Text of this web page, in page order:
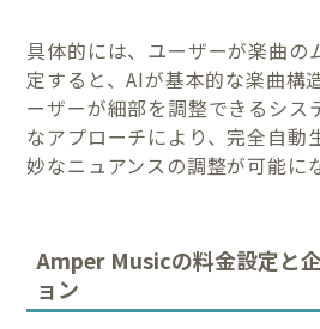
具体的には、ユーザーが楽曲の
定すると、AIが基本的な楽曲構
ーザーが細部を調整できるシス
なアプローチにより、完全自動
妙なニュアンスの調整が可能に
Amper Musicの料金設定と
ョン